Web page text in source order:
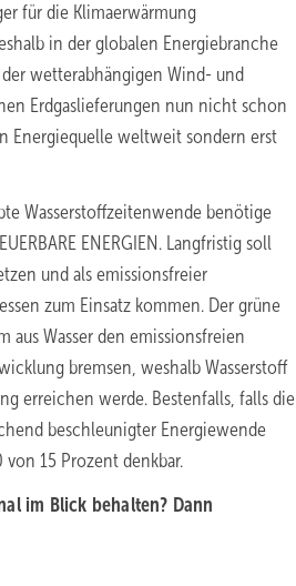
für die Klimaerwärmung
in der globalen Energiebranche
wetterabhängigen Wind- und
Erdgaslieferungen nun nicht schon
Energiequelle weltweit sondern erst
Wasserstoffzeitenwende benötige
ENERGIEN. Langfristig soll
und als emissionsfreier
zum Einsatz kommen. Der grüne
aus Wasser den emissionsfreien
bremsen, weshalb Wasserstoff
erreichen werde. Bestenfalls, falls die
beschleunigter Energiewende
15 Prozent denkbar.
im Blick behalten? Dann